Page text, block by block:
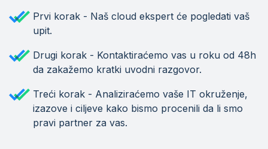
Prvi korak - Naš cloud ekspert će pogledati vaš
upit.
Drugi korak - Kontaktiraćemo vas u roku od 48h
da zakažemo kratki uvodni razgovor.
Treći korak - Analiziraćemo vaše IT okruženje,
izazove i ciljeve kako bismo procenili da li smo
pravi partner za vas.